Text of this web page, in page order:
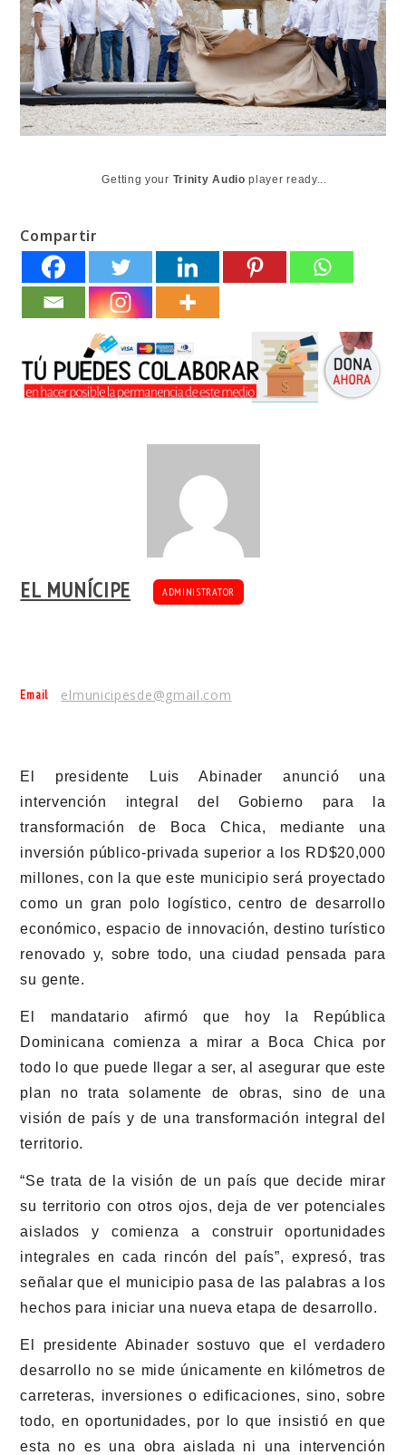
Getting your Trinity Audio player ready...
Compartir
EL MUNÍCIPE ADMINISTRATOR
Email elmunicipesde@gmail.com
El presidente Luis Abinader anunció una
intervención integral del Gobierno para la
transformación de Boca Chica, mediante una
inversión público-privada superior a los RD$20,000
millones, con la que este municipio será proyectado
como un gran polo logístico, centro de desarrollo
económico, espacio de innovación, destino turístico
renovado y, sobre todo, una ciudad pensada para
su gente.
El mandatario afirmó que hoy la República
Dominicana comienza a mirar a Boca Chica por
todo lo que puede llegar a ser, al asegurar que este
plan no trata solamente de obras, sino de una
visión de país y de una transformación integral del
territorio.
“Se trata de la visión de un país que decide mirar
su territorio con otros ojos, deja de ver potenciales
aislados y comienza a construir oportunidades
integrales en cada rincón del país”, expresó, tras
señalar que el municipio pasa de las palabras a los
hechos para iniciar una nueva etapa de desarrollo.
El presidente Abinader sostuvo que el verdadero
desarrollo no se mide únicamente en kilómetros de
carreteras, inversiones o edificaciones, sino, sobre
todo, en oportunidades, por lo que insistió en que
esta no es una obra aislada ni una intervención